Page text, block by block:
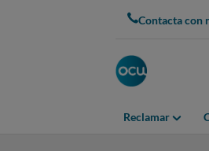
Contacta con
Reclamar